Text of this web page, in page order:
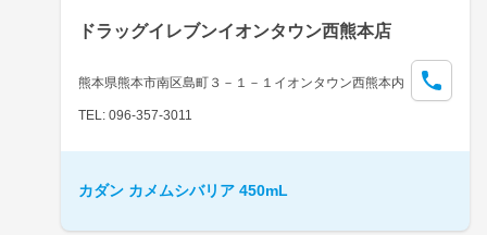
ドラッグイレブンイオンタウン西熊本店
熊本県熊本市南区島町３－１－１イオンタウン西熊本内
TEL: 096-357-3011
カダン カメムシバリア 450mL